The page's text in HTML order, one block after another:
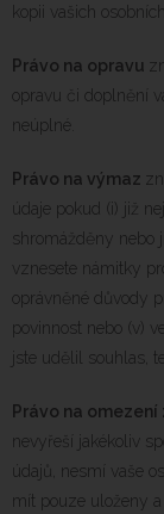
kopii vašich
Právo na opravu
opravu či doplnění
neúplné.
Právo na výmaz
údaje pokud (i) již
shromážděny nebo
vznesete námitky
oprávněné důvody
povinnost nebo (v)
jste udělil souhlas,
Právo na
nevyřeší jakékoliv
údajů, nesmí vaše
mít pouze uloženy